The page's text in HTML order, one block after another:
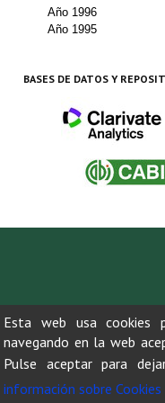
BUSCADOR
Año 1996
Año 1995
BASES DE DATOS Y
AVISO LEGAL
Esta web usa cookies
navegando en la web
Pulse aceptar para
información sobre Cookies